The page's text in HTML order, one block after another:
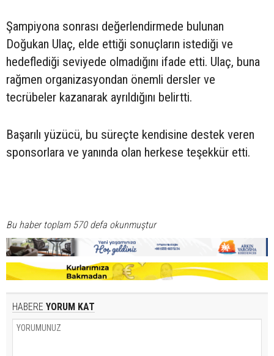
Şampiyona sonrası değerlendirmede bulunan
Doğukan Ulaç, elde ettiği sonuçların istediği ve
hedeflediği seviyede olmadığını ifade etti. Ulaç, buna
rağmen organizasyondan önemli dersler ve
tecrübeler kazanarak ayrıldığını belirtti.
Başarılı yüzücü, bu süreçte kendisine destek veren
sponsorlara ve yanında olan herkese teşekkür etti.
Bu haber toplam 570 defa okunmuştur
HABERE YORUM KAT